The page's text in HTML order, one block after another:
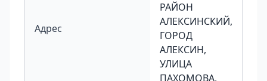
Адрес
РАЙОН
АЛЕКСИНСКИЙ,
ГОРОД
АЛЕКСИН,
УЛИЦА
ПАХОМОВА,